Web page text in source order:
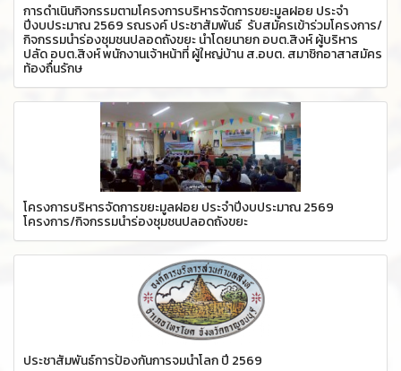
การดำเนินกิจกรรมตามโครงการบริหารจัดการขยะมูลฝอย ประจำ
ปีงบประมาณ 2569 รณรงค์ ประชาสัมพันธ์ รับสมัครเข้าร่วมโครงการ/
กิจกรรมนำร่องชุมชนปลอดถังขยะ นำโดยนายก อบต.สิงห์ ผู้บริหาร
ปลัด อบต.สิงห์ พนักงานเจ้าหน้าที่ ผู้ใหญ่บ้าน ส.อบต. สมาชิกอาสาสมัคร
ท้องถื่นรักษ
โครงการบริหารจัดการขยะมูลฝอย ประจำปีงบประมาณ 2569
โครงการ/กิจกรรมนำร่องชุมชนปลอดถังขยะ
ประชาสัมพันธ์การป้องกันการจมน้ำโลก ปี 2569